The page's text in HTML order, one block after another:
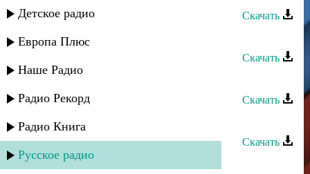
Детское радио
Европа Плюс
Наше Радио
Радио Рекорд
Радио Книга
Русское радио
Скачать
Марат Джакавов - Горечь любви
Скачать
Руслан Рамазанов - Аромат любви
Скачать
Зухра Меджидова - Радуга любви
Скачать
Руслан Гасанов - Сила любви